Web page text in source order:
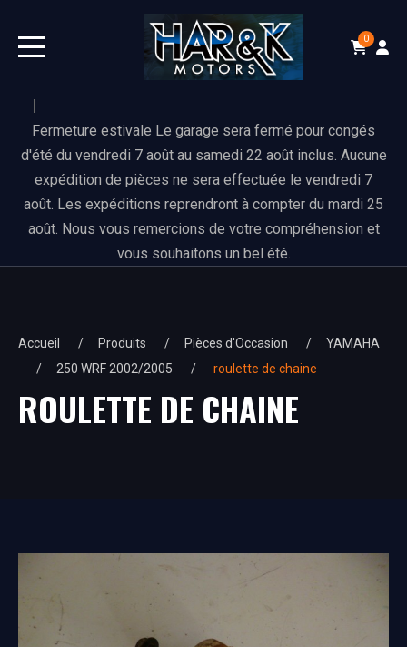
0
Fermeture estivale Le garage sera fermé pour congés
d'été du vendredi 7 août au samedi 22 août inclus. Aucune
expédition de pièces ne sera effectuée le vendredi 7
août. Les expéditions reprendront à compter du mardi 25
août. Nous vous remercions de votre compréhension et
vous souhaitons un bel été.
Accueil Produits Pièces d'Occasion
YAMAHA
250 WRF 2002/2005
roulette de chaine
ROULETTE DE CHAINE